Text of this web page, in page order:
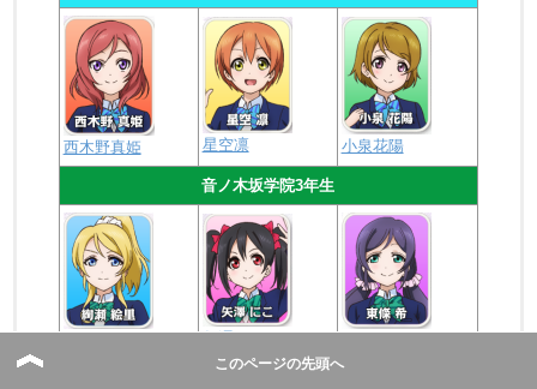
西木野真姫 星空凛 小泉花陽
音ノ木坂学院3年生
矢澤にこ
このページの先頭へ